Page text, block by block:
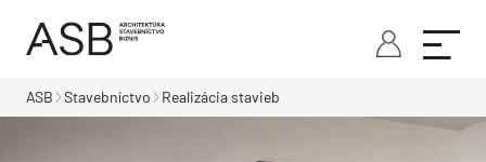
ASB Stavebníctvo Realizácia stavieb